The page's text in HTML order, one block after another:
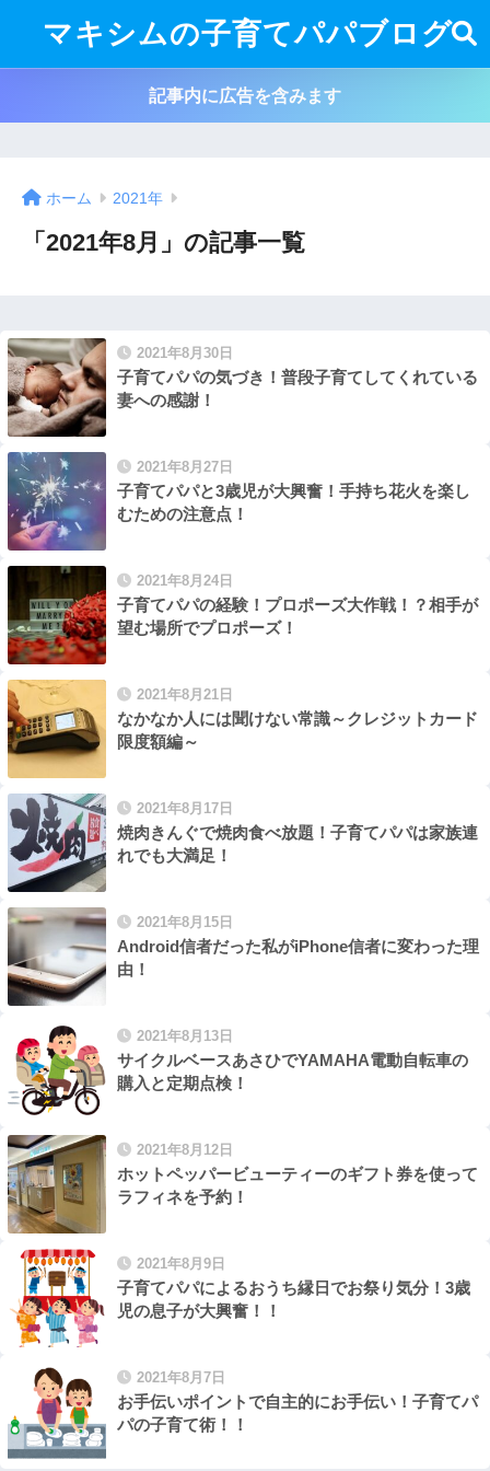
マキシムの子育てパパブログ
記事内に広告を含みます
ホーム 2021年
「2021年8月」の記事一覧
2021年8月30日
子育てパパの気づき！普段子育てしてくれている
妻への感謝！
2021年8月27日
子育てパパと3歳児が大興奮！手持ち花火を楽し
むための注意点！
2021年8月24日
子育てパパの経験！プロポーズ大作戦！？相手が
望む場所でプロポーズ！
2021年8月21日
なかなか人には聞けない常識～クレジットカード
限度額編～
2021年8月17日
焼肉きんぐで焼肉食べ放題！子育てパパは家族連
れでも大満足！
2021年8月15日
Android信者だった私がiPhone信者に変わった理
由！
2021年8月13日
サイクルベースあさひでYAMAHA電動自転車の
購入と定期点検！
2021年8月12日
ホットペッパービューティーのギフト券を使って
ラフィネを予約！
2021年8月9日
子育てパパによるおうち縁日でお祭り気分！3歳
児の息子が大興奮！！
2021年8月7日
お手伝いポイントで自主的にお手伝い！子育てパ
パの子育て術！！